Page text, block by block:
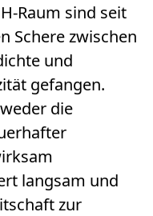
Raum sind seit
Schere zwischen
und
gefangen.
die
langsam und
zur